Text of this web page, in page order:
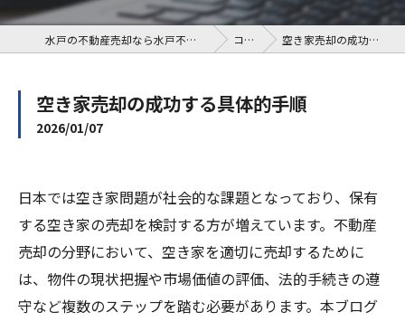
水戸の不動産売却なら水戸不動産売却相談センター コラム 空き家売却の成功する具体的手順
空き家売却の成功する具体的手順
2026/01/07
日本では空き家問題が社会的な課題となっており、保有
する空き家の売却を検討する方が増えています。不動産
売却の分野において、空き家を適切に売却するために
は、物件の現状把握や市場価値の評価、法的手続きの遵
守など複数のステップを踏む必要があります。本ブログ